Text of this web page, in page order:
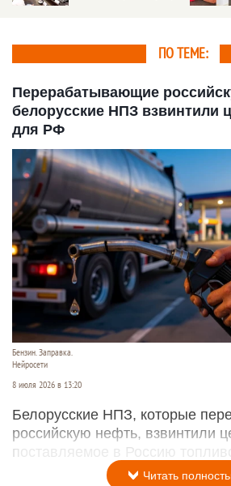
ПО ТЕМЕ:
Перерабатывающие
белорусские НПЗ взвинтили
для РФ
Бензин. Заправка.
Нейросети
8 июля 2026 в 13:20
Белорусские НПЗ, которые
российскую нефть, взвинтили
поставляемое в Россию топливо.
Читать